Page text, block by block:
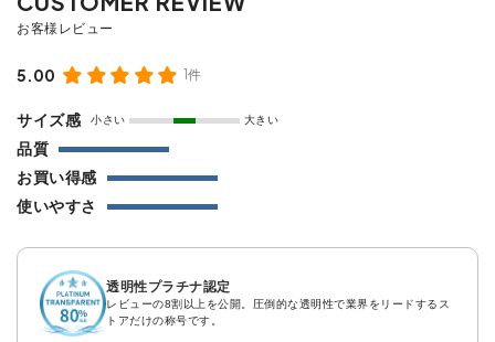
5.00 1件
サイズ感 小さい 大きい
品質
お買い得感
使いやすさ
透明性プラチナ認定
レビューの8割以上を公開。圧倒的な透明性で業界をリードするス
トアだけの称号です。